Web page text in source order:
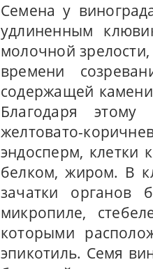
Семена у
удлиненным
молочной
времени
содержащей
Благодаря
желтовато-
эндосперм, клетки
белком, жиром. В
зачатки органов
микропиле,
которыми
эпикотиль. Семя